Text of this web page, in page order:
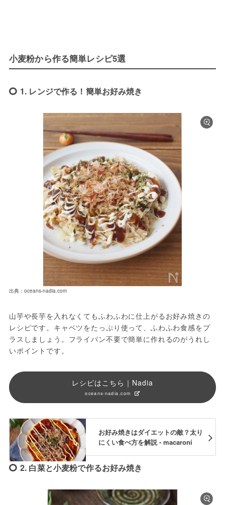
小麦粉から作る簡単レシピ5選
1. レンジで作る！簡単お好み焼き
出典：oceans-nadia.com
山芋や長芋を入れなくてもふわふわに仕上がるお好み焼きの
レシピです。キャベツをたっぷり使って、ふわふわ食感をプ
ラスしましょう。フライパン不要で簡単に作れるのがうれし
いポイントです。
レシピはこちら｜Nadia
oceans-nadia.com
お好み焼きはダイエットの敵？太り
にくい食べ方を解説 - macaroni
2. 白菜と小麦粉で作るお好み焼き